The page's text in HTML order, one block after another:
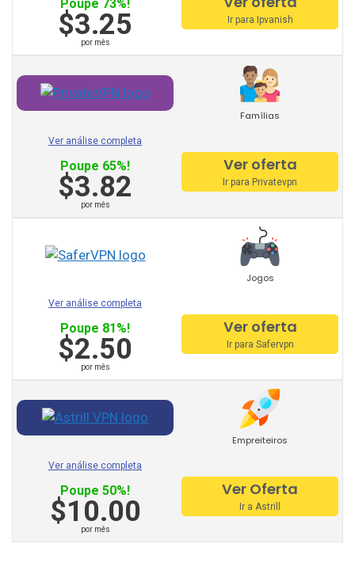
Mullvad
zona fiduciária vpn
Norton vpn
Acesso privado à Internet
Btguard
Avira Phantom Vpn
Mestre Vpn
Esconder.me
Vpnsecure
Ibvpn
Ivacy Vpn
Poupe 73%!
$3.25
por mês
Ir para Ipvanish
Famílias
Ver análise completa
Poupe 65%!
$3.82
por mês
Ver oferta
Ir para Privatevpn
Jogos
Ver análise completa
Poupe 81%!
$2.50
por mês
Ver oferta
Ir para Safervpn
Empreiteiros
Ver análise completa
Poupe 50%!
$10.00
por mês
Ver Oferta
Ir a Astrill